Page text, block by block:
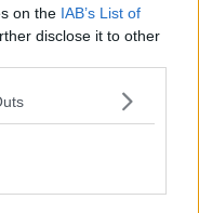
on the IAB’s List of
disclose it to other
è stata posta sotto
dell'accaduto. Gli
con l'ascolto dei